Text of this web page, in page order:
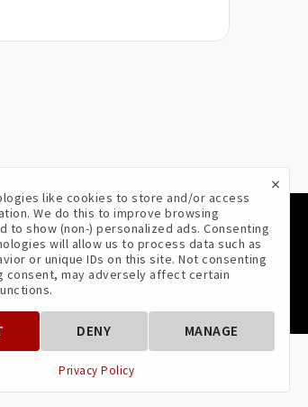
VOLG ONS
×
like cookies to store and/or access
We do this to improve browsing
to show (non-) personalized ads. Consenting
will allow us to process data such as
or unique IDs on this site. Not consenting
consent, may adversely affect certain
DENY MANAGE
Privacy Policy